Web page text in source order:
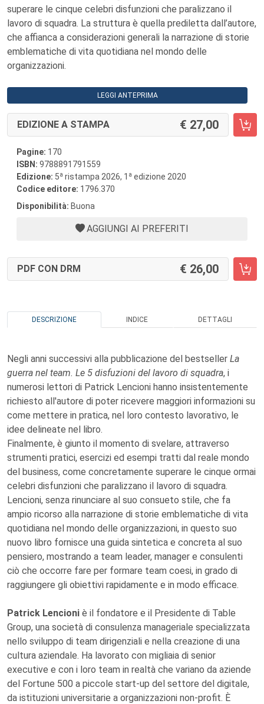
superare le cinque celebri disfunzioni che paralizzano il
lavoro di squadra. La struttura è quella prediletta dall’autore,
che affianca a considerazioni generali la narrazione di storie
emblematiche di vita quotidiana nel mondo delle
organizzazioni.
LEGGI ANTEPRIMA
EDIZIONE A STAMPA 27,00
Pagine: 170
ISBN: 9788891791559
Edizione: 5a ristampa 2026, 1 a edizione 2020
Codice editore: 1796.370
Disponibilità: Buona
AGGIUNGI AI PREFERITI
PDF CON DRM 26,00
DESCRIZIONE INDICE DETTAGLI
Negli anni successivi alla pubblicazione del bestseller La
guerra nel team. Le 5 disfuzioni del lavoro di squadra, i
numerosi lettori di Patrick Lencioni hanno insistentemente
richiesto all'autore di poter ricevere maggiori informazioni su
come mettere in pratica, nel loro contesto lavorativo, le
idee delineate nel libro.
Finalmente, è giunto il momento di svelare, attraverso
strumenti pratici, esercizi ed esempi tratti dal reale mondo
del business, come concretamente superare le cinque ormai
celebri disfunzioni che paralizzano il lavoro di squadra.
Lencioni, senza rinunciare al suo consueto stile, che fa
ampio ricorso alla narrazione di storie emblematiche di vita
quotidiana nel mondo delle organizzazioni, in questo suo
nuovo libro fornisce una guida sintetica e concreta al suo
pensiero, mostrando a team leader, manager e consulenti
ciò che occorre fare per formare team coesi, in grado di
raggiungere gli obiettivi rapidamente e in modo efficace.
Patrick Lencioni è il fondatore e il Presidente di Table
Group, una società di consulenza manageriale specializzata
nello sviluppo di team dirigenziali e nella creazione di una
cultura aziendale. Ha lavorato con migliaia di senior
executive e con i loro team in realtà che variano da aziende
del Fortune 500 a piccole start-up del settore del digitale,
da istituzioni universitarie a organizzazioni non-profit. È